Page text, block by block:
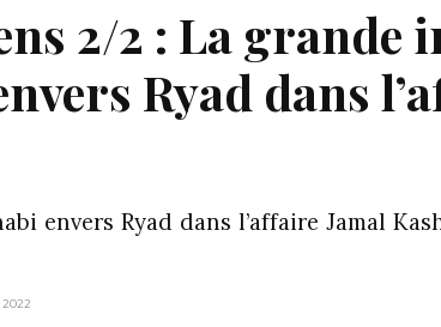
2/2 : La
Ryad dans
envers Ryad dans l’affaire Jamal
2022